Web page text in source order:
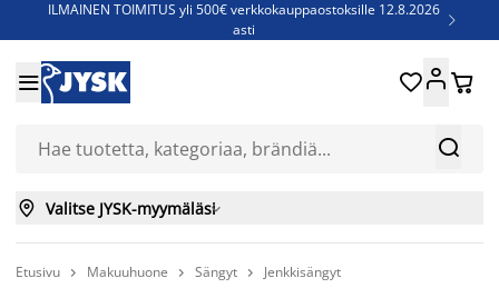
ILMAINEN TOIMITUS yli 500€ verkkokauppaostoksille 12.8.2026
asti

Jenkkisänkyjä - Säästä jopa 60%


 
 Valitse JYSK-myymäläsi
Etusivu  Makuuhuone  Sängyt  Jenkkisängyt